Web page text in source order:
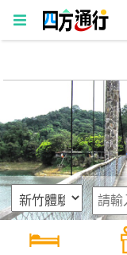
四
通
行
訂
房
灣